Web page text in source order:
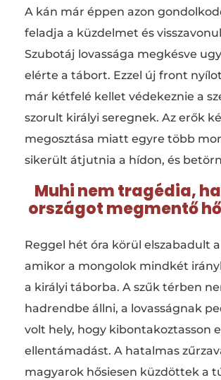
A kán már éppen azon
feladja a küzdelmet és
Szubotáj lovassága megkésve
elérte a tábort. Ezzel új front
már kétfelé kellet védekeznie a
szorult királyi seregnek. Az erők
megosztása miatt egyre több
sikerült átjutnia a hídon, és
Muhi nem tragédia,
országot megmentő
Reggel hét óra körül elszabadult
amikor a mongolok mindkét
a királyi táborba. A szűk térben
hadrendbe állni, a lovasságnak
volt hely, hogy kibontakoztasson
ellentámadást. A hatalmas
magyarok hősiesen küzdöttek a